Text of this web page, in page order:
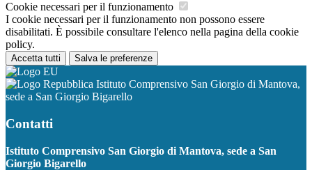
Cookie necessari per il funzionamento
I cookie necessari per il funzionamento non possono essere
disabilitati. È possibile consultare l'elenco nella pagina della cookie
policy.
Accetta tutti Salva le preferenze
Istituto Comprensivo San Giorgio di Mantova,
sede a San Giorgio Bigarello
Contatti
Istituto Comprensivo San Giorgio di Mantova, sede a San
Giorgio Bigarello